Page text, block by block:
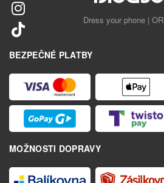
Dress your phone |
BEZPEČNÉ PLATBY
MOŽNOSTI DOPRAVY